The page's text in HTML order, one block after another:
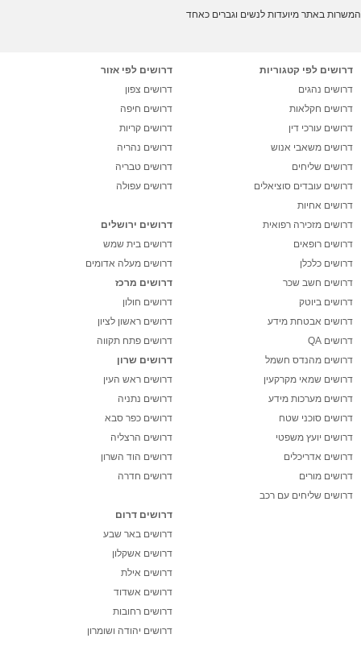
המשרות באתר מיועדות לנשים וגברים כאחד
דרושים לפי קטגוריות
דרושים נהגים
דרושים חקלאות
דרושים עורכי דין
דרושים משאבי אנוש
דרושים שליחים
דרושים עובדים סוציאלים
דרושים אחיות
דרושים מזכירה רפואית
דרושים רופאים
דרושים כלכלן
דרושים חשב שכר
דרושים ביוטק
דרושים אבטחת מידע
דרושים QA
דרושים מהנדס חשמל
דרושים שמאי מקרקעין
דרושים מערכות מידע
דרושים סוכני שטח
דרושים יועץ משפטי
דרושים אדריכלים
דרושים מורים
דרושים שליחים עם רכב
דרושים לפי אזור
דרושים צפון
דרושים חיפה
דרושים קריות
דרושים נהריה
דרושים טבריה
דרושים עפולה
דרושים ירושלים
דרושים בית שמש
דרושים מעלה אדומים
דרושים מרכז
דרושים חולון
דרושים ראשון לציון
דרושים פתח תקווה
דרושים שרון
דרושים ראש העין
דרושים נתניה
דרושים כפר סבא
דרושים הרצליה
דרושים הוד השרון
דרושים חדרה
דרושים דרום
דרושים באר שבע
דרושים אשקלון
דרושים אילת
דרושים אשדוד
דרושים רחובות
דרושים יהודה ושומרון